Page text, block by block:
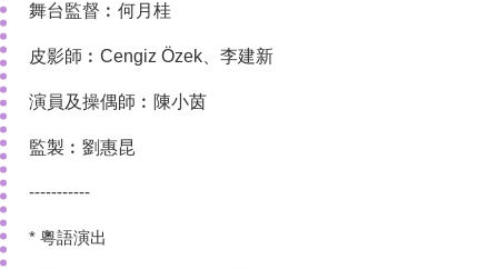
舞台監督︰何月桂
皮影師︰Cengiz Özek、李建新
演員及操偶師︰陳小茵
監製︰劉惠昆
-----------
* 粵語演出